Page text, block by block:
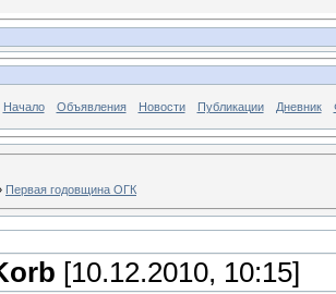
Начало Объявления Новости Публикации Дневник
Первая годовщина ОГК
[10.12.2010, 10:15]